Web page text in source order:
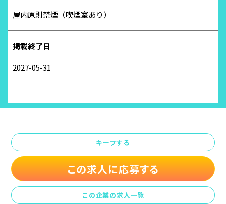
屋内原則禁煙（喫煙室あり）
掲載終了日
2027-05-31
キープする
この求人に応募する
この企業の求人一覧